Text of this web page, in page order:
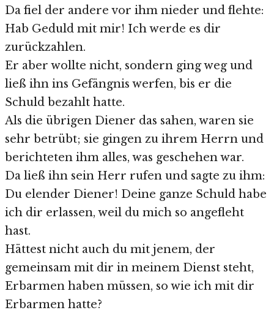
Da fiel der andere vor ihm nieder und flehte:
Hab Geduld mit mir! Ich werde es dir
zurückzahlen.
Er aber wollte nicht, sondern ging weg und
ließ ihn ins Gefängnis werfen, bis er die
Schuld bezahlt hatte.
Als die übrigen Diener das sahen, waren sie
sehr betrübt; sie gingen zu ihrem Herrn und
berichteten ihm alles, was geschehen war.
Da ließ ihn sein Herr rufen und sagte zu ihm:
Du elender Diener! Deine ganze Schuld habe
ich dir erlassen, weil du mich so angefleht
hast.
Hättest nicht auch du mit jenem, der
gemeinsam mit dir in meinem Dienst steht,
Erbarmen haben müssen, so wie ich mit dir
Erbarmen hatte?